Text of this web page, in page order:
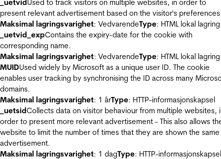
_uetvidUsed to track visitors on multiple websites, in order to
present relevant advertisement based on the visitor's
Maksimal lagringsvarighet: VedvarendeType: HTML lokal lagring
_uetvid_expContains the expiry-date for the cookie with
corresponding name.
Maksimal lagringsvarighet: VedvarendeType: HTML lokal lagring
MUIDUsed widely by Microsoft as a unique user ID. The cookie
enables user tracking by synchronising the ID across many
domains.
Maksimal lagringsvarighet: 1 årType: HTTP-informasjonskapsel
_uetsidCollects data on visitor behaviour from multiple websites,
order to present more relevant advertisement - This also allows
website to limit the number of times that they are shown the same
advertisement.
Maksimal lagringsvarighet: 1 dagType: HTTP-informasjonskapsel